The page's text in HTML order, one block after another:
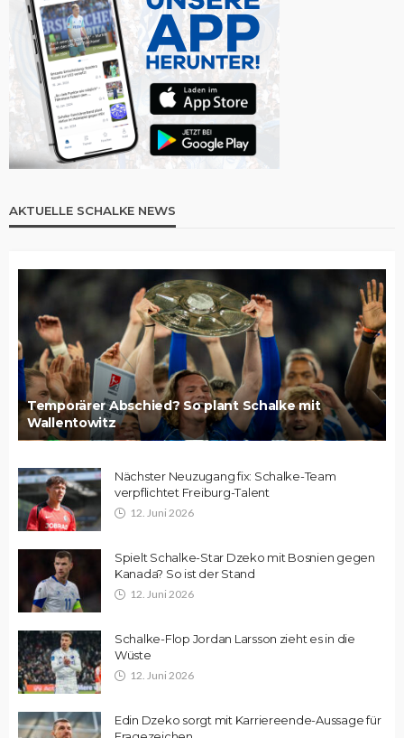
AKTUELLE SCHALKE NEWS
Temporärer Abschied? So plant Schalke mit
Wallentowitz
Nächster Neuzugang fix: Schalke-Team
verpflichtet Freiburg-Talent
12. Juni 2026
Spielt Schalke-Star Dzeko mit Bosnien gegen
Kanada? So ist der Stand
12. Juni 2026
Schalke-Flop Jordan Larsson zieht es in die
Wüste
12. Juni 2026
Edin Dzeko sorgt mit Karriereende-Aussage für